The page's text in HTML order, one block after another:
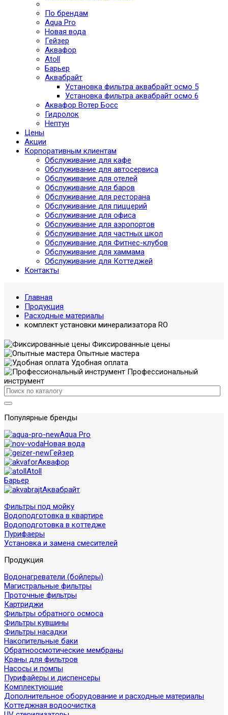
По брендам
Aqua Pro
Новая вода
Гейзер
Аквафор
Atoll
Барьер
Аквабрайт
Установка фильтра аквабрайт осмо 5
Установка фильтра аквабрайт осмо 6
Аквафор Вотер Босс
Гидролок
Нептун
Цены
Акции
Корпоративным клиентам
Обслуживание для кафе
Обслуживание для автосервиса
Обслуживание для отелей
Обслуживание для баров
Обслуживание для ресторана
Обслуживание для пиццерий
Обслуживание для офиса
Обслуживание для аэропортов
Обслуживание для частных школ
Обслуживание для Фитнес-клубов
Обслуживание для хаммама
Обслуживание для Коттеджей
Контакты
Главная
Продукция
Расходные материалы
комплект установки минерализатора RO
Фиксированные цены
Опытные мастера
Удобная оплата
Профессиональный
инструмент
Популярные бренды
Aqua Pro
Новая вода
Гейзер
Аквафор
Atoll
Барьер
Аквабрайт
Фильтры под мойку
Водоподготовка в квартире
Водоподготовка в коттедже
Пурифаеры
Установка и замена смесителей
Продукция
Водонагреватели (бойлеры)
Магистральные фильтры
Проточные фильтры
Картриджи
Фильтры обратного осмоса
Фильтры кувшины
Фильтры насадки
Накопительные баки
Обратноосмотические мембраны
Краны для фильтров
Насосы и помпы
Пурифайеры и диспенсеры
Комплектующие
Дополнительное оборудование и расходные материалы
Коттеджная водоочистка